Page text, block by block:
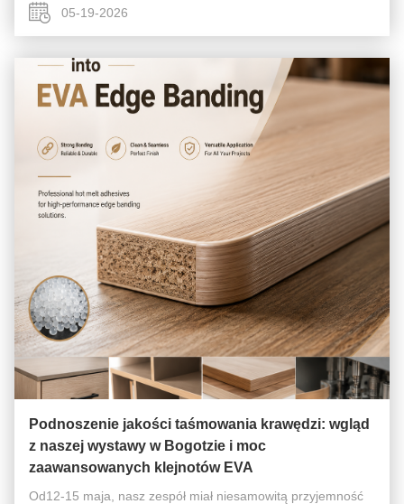
clientes ...05-19-2026
Podnoszenie jakości taśmowania krawędzi: wgląd
z naszej wystawy w Bogotzie i moc
zaawansowanych klejnotów EVA
Od12-15 maja, nasz zespół miał niesamowitą przyjemność